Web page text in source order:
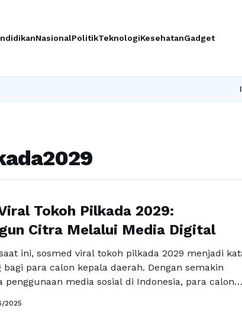
NasionalPolitikTeknologiKesehatanGadget
Tokoh Pilkada 2029:
Citra Melalui Media Digital
ini, sosmed viral tokoh pilkada 2029 menjadi
para calon kepala daerah. Dengan semakin
penggunaan media sosial di Indonesia, para calon
dan menarik perhatian masyarakat. Sosmed
2025